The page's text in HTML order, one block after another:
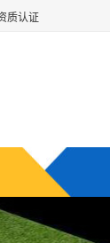
质认证